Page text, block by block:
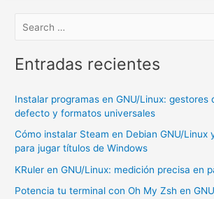
Configurar
Clave
Archivos
con
Entradas recientes
Instalar programas en GNU/Linux: gestores
defecto y formatos universales
Cómo instalar Steam en Debian GNU/Linux
para jugar títulos de Windows
KRuler en GNU/Linux: medición precisa en
Potencia tu terminal con Oh My Zsh en